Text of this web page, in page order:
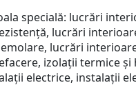
specială: lucrări
lucrări
lucrări
izolații termice
electrice, instalații